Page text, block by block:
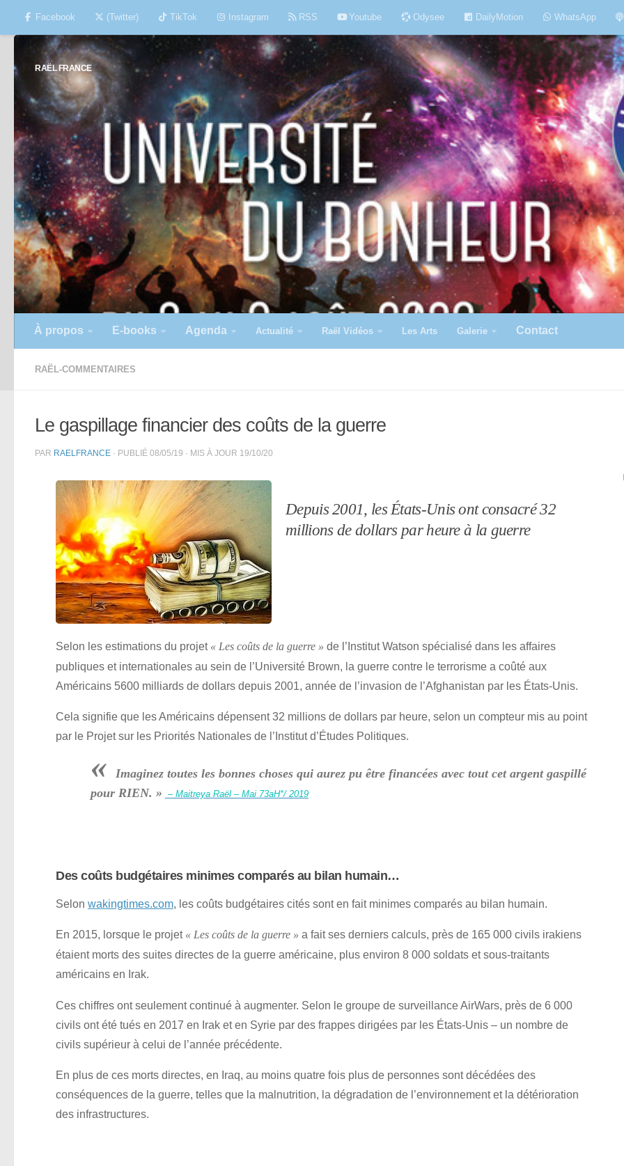
Skip to content
Facebook (Twitter) TikTok Instagram RSS Youtube Odysee DailyMotion WhatsApp
RAËL FRANCE
À propos E-books Agenda Actualité Raël Vidéos Les Arts Galerie Contact
RAËL-COMMENTAIRES
Le gaspillage financier des coûts de la guerre
PAR RAELFRANCE · PUBLIÉ 08/05/19 · MIS À JOUR 19/10/20
Depuis 2001, les États-Unis ont consacré 32
millions de dollars par heure à la guerre
Selon les estimations du projet « Les coûts de la guerre » de l’Institut Watson spécialisé dans les affaires
publiques et internationales au sein de l’Université Brown, la guerre contre le terrorisme a coûté aux
Américains 5600 milliards de dollars depuis 2001, année de l’invasion de l’Afghanistan par les États-Unis.
Cela signifie que les Américains dépensent 32 millions de dollars par heure, selon un compteur mis au point
par le Projet sur les Priorités Nationales de l’Institut d’Études Politiques.
«
Imaginez toutes les bonnes choses qui aurez pu être financées avec tout cet argent gaspillé
pour RIEN. » – Maitreya Raël – Mai 73aH*/ 2019
Des coûts budgétaires minimes comparés au bilan humain…
Selon wakingtimes.com, les coûts budgétaires cités sont en fait minimes comparés au bilan humain.
En 2015, lorsque le projet « Les coûts de la guerre » a fait ses derniers calculs, près de 165 000 civils irakiens
étaient morts des suites directes de la guerre américaine, plus environ 8 000 soldats et sous-traitants
américains en Irak.
Ces chiffres ont seulement continué à augmenter. Selon le groupe de surveillance AirWars, près de 6 000
civils ont été tués en 2017 en Irak et en Syrie par des frappes dirigées par les États-Unis – un nombre de
civils supérieur à celui de l’année précédente.
En plus de ces morts directes, en Iraq, au moins quatre fois plus de personnes sont décédées des
conséquences de la guerre, telles que la malnutrition, la dégradation de l’environnement et la détérioration
des infrastructures.